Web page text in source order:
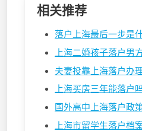
相关推荐
落户上海最后一步是
上海二婚孩子落户男
夫妻投靠上海落户办
上海买房三年能落户
国外高中上海落户政
上海市留学生落户档